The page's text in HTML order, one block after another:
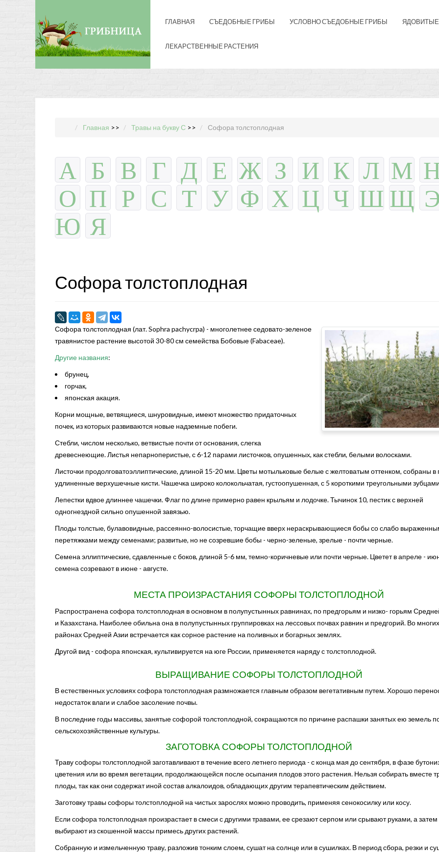
ГЛАВНАЯ СЪЕДОБНЫЕ ГРИБЫ УСЛОВНО СЪЕДОБНЫЕ ГРИБЫ
ЛЕКАРСТВЕННЫЕ РАСТЕНИЯ
Главная >> Травы на букву С >> Софора толстоплодная
А Б В Г Д Е Ж З И К Л М
О П Р С Т У Ф Х Ц Ч Ш Щ
Ю Я
Софора толстоплодная
Софора толстоплодная (лат. Sophra pachycrpa) - многолетнее седовато-зеленое
травянистое растение высотой 30-80 см семейства Бобовые (Fabaceae).
Другие названия:
брунец,
горчак,
японская акация.
Корни мощные, ветвящиеся, шнуровидные, имеют множество придаточных
почек, из которых развиваются новые надземные побеги.
Стебли, числом несколько, ветвистые почти от основания, слегка
древеснеющие. Листья непарноперистые, с 6-12 парами листочков, опушенных, как стебли, белыми волосками.
Листочки продолговатоэллиптические, длиной 15-20 мм. Цветы мотыльковые белые с желтоватым оттенком, собраны в
удлиненные верхушечные кисти. Чашечка широко колокольчатая, густоопушенная, с 5 короткими треугольными
Лепестки вдвое длиннее чашечки. Флаг по длине примерно равен крыльям и лодочке. Тычинок 10, пестик с верхней
одногнездной сильно опушенной завязью.
Плоды толстые, булавовидные, рассеянно-волосистые, торчащие вверх нераскрывающиеся бобы со слабо
перетяжками между семенами; развитые, но не созревшие бобы - черно-зеленые, зрелые - почти черные.
Семена эллиптические, сдавленные с боков, длиной 5-6 мм, темно-коричневые или почти черные. Цветет в апреле -
семена созревают в июне - августе.
МЕСТА ПРОИЗРАСТАНИЯ СОФОРЫ ТОЛСТОПЛОДНОЙ
Распространена софора толстоплодная в основном в полупустынных равнинах, по предгорьям и низко- горьям
и Казахстана. Наиболее обильна она в полупустынных группировках на лессовых почвах равнин и предгорий. Во многих
районах Средней Азии встречается как сорное растение на поливных и богарных землях.
Другой вид - софора японская, культивируется на юге России, применяется наряду с толстоплодной.
ВЫРАЩИВАНИЕ СОФОРЫ ТОЛСТОПЛОДНОЙ
В естественных условиях софора толстоплодная размножается главным образом вегетативным путем. Хорошо
недостаток влаги и слабое засоление почвы.
В последние годы массивы, занятые софорой толстоплодной, сокращаются по причине распашки занятых ею земель
сельскохозяйственные культуры.
ЗАГОТОВКА СОФОРЫ ТОЛСТОПЛОДНОЙ
Траву софоры толстоплодной заготавливают в течение всего летнего периода - с конца мая до сентября, в фазе
цветения или во время вегетации, продолжающейся после осыпания плодов этого растения. Нельзя собирать вместе
плоды, так как они содержат иной состав алкалоидов, обладающих другим терапевтическим действием.
Заготовку травы софоры толстоплодной на чистых зарослях можно проводить, применяя сенокосилку или косу.
Если софора толстоплодная произрастает в смеси с другими травами, ее срезают серпом или срывают руками, а затем
выбирают из скошенной массы примесь других растений.
Собранную и измельченную траву, разложив тонким слоем, сушат на солнце или в сушилках. В период сбора, резки и